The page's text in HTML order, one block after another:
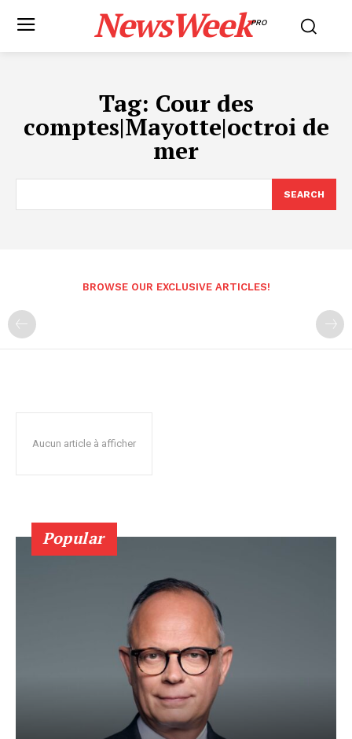
NewsWeekPRO
Tag: Cour des
comptes|Mayotte|octroi de
mer
SEARCH
BROWSE OUR EXCLUSIVE ARTICLES!
Aucun article à afficher
Popular